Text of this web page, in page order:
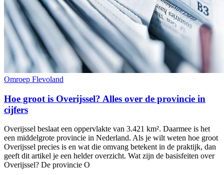
Omroep Flevoland
Hoe groot is Overijssel? Alles over de provincie in
cijfers
Overijssel beslaat een oppervlakte van 3.421 km². Daarmee is het
een middelgrote provincie in Nederland. Als je wilt weten hoe groot
Overijssel precies is en wat die omvang betekent in de praktijk, dan
geeft dit artikel je een helder overzicht. Wat zijn de basisfeiten over
Overijssel? De provincie O